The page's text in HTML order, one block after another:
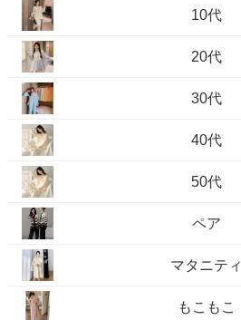
10代
20代
30代
40代
50代
ペア
マタニティ
もこもこ